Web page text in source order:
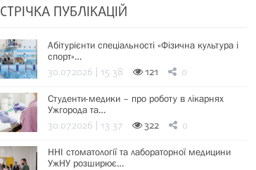
СТРІЧКА ПУБЛІКАЦІЙ
Абітурієнти спеціальності «Фізична культура і
спорт»…
30.07.2026 | 15:38 121 0
Студенти-медики – про роботу в лікарнях
Ужгорода та…
30.07.2026 | 13:37 322 0
ННІ стоматології та лабораторної медицини
УжНУ розширює…